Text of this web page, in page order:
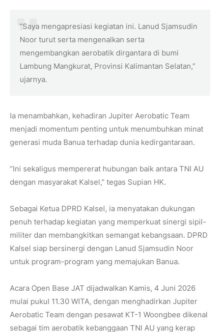
“Saya mengapresiasi kegiatan ini. Lanud Sjamsudin
Noor turut serta mengenalkan serta
mengembangkan aerobatik dirgantara di bumi
Lambung Mangkurat, Provinsi Kalimantan Selatan,”
ujarnya.
Ia menambahkan, kehadiran Jupiter Aerobatic Team
menjadi momentum penting untuk menumbuhkan minat
generasi muda Banua terhadap dunia kedirgantaraan.
“Ini sekaligus mempererat hubungan baik antara TNI AU
dengan masyarakat Kalsel,” tegas Supian HK.
Sebagai Ketua DPRD Kalsel, ia menyatakan dukungan
penuh terhadap kegiatan yang memperkuat sinergi sipil-
militer dan membangkitkan semangat kebangsaan. DPRD
Kalsel siap bersinergi dengan Lanud Sjamsudin Noor
untuk program-program yang memajukan Banua.
Acara Open Base JAT dijadwalkan Kamis, 4 Juni 2026
mulai pukul 11.30 WITA, dengan menghadirkan Jupiter
Aerobatic Team dengan pesawat KT-1 Woongbee dikenal
sebagai tim aerobatik kebanggaan TNI AU yang kerap